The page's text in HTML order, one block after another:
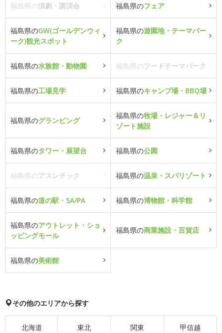
福島県の演劇・講演会 福島県のフェア
福島県のGW(ゴールデンウィ
ーク)観光スポット
福島県の遊園地・テーマパー
ク
福島県の水族館・動物園 福島県のフードテーマパーク
福島県の工場見学 福島県のキャンプ場・BBQ場
福島県のグランピング
福島県の牧場・レジャー＆リ
ゾート施設
福島県のタワー・展望台 福島県の公園
福島県のアスレチック 福島県の温泉・スパリゾート
福島県の道の駅・SA/PA 福島県の博物館・科学館
福島県のアウトレット・ショ
ッピングモール
福島県の商業施設・百貨店
福島県の美術館
その他のエリアから探す
北海道 東北 関東 甲信越